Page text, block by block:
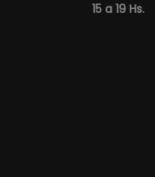
15 a 19 Hs.